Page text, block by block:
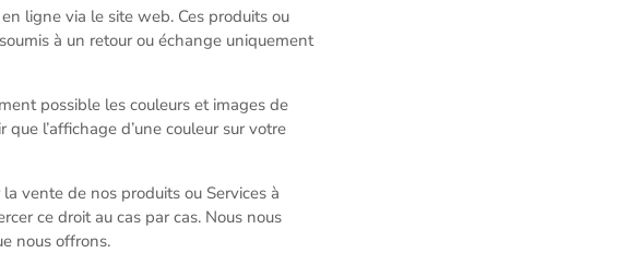
ligne via le site web. Ces produits ou
à un retour ou échange uniquement
possible les couleurs et images de
l’affichage d’une couleur sur votre
vente de nos produits ou Services à
ce droit au cas par cas. Nous nous
nous offrons.